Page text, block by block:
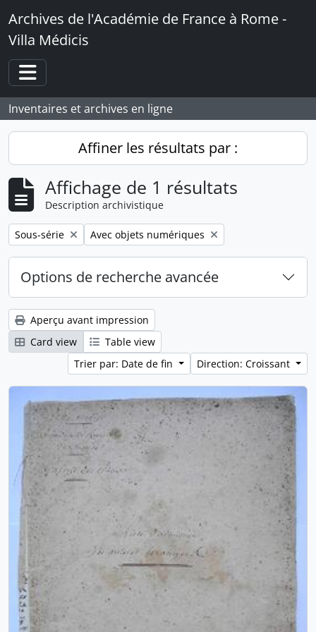
Skip to main content
Archives de l'Académie de France à Rome -
Villa Médicis
Toggle navigation
Inventaires et archives en ligne
Affiner les résultats par :
Affichage de 1 résultats
Description archivistique
Remove filter:
Sous-série Remove filter:
Avec objets numériques
Options de recherche avancée
Aperçu avant impression
Card view
Table view
Trier par: Date de fin
Direction: Croissant